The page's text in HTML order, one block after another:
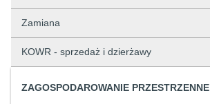
Zamiana
KOWR - sprzedaż i dzierżawy
ZAGOSPODAROWANIE PRZESTRZENNE